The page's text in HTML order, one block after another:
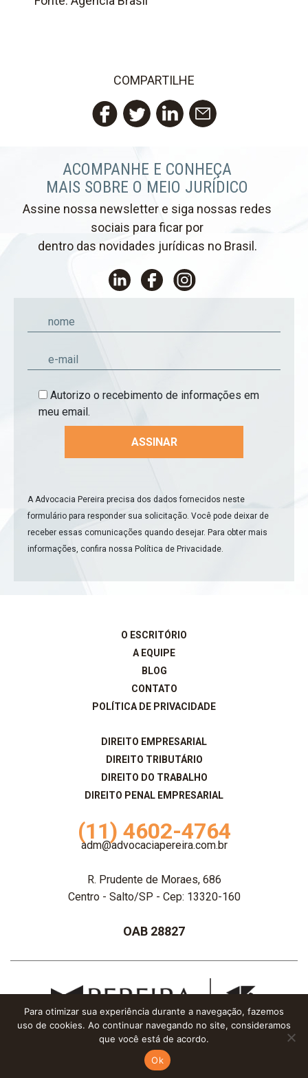
COMPARTILHE
Facebook
TwitterLinkedIn
Email
ACOMPANHE E CONHEÇA
MAIS SOBRE O MEIO JURÍDICO
Assine nossa newsletter e siga nossas redes
sociais para ficar por
dentro das novidades jurídicas no Brasil.
Autorizo o recebimento de informações em
meu email.
A Advocacia Pereira precisa dos dados fornecidos neste
formulário para responder sua solicitação. Você pode deixar de
receber essas comunicações quando desejar. Para obter mais
informações, confira nossa Política de Privacidade.
O ESCRITÓRIO
A EQUIPE
BLOG
CONTATO
POLÍTICA DE PRIVACIDADE
DIREITO EMPRESARIAL
DIREITO TRIBUTÁRIO
DIREITO DO TRABALHO
DIREITO PENAL EMPRESARIAL
(11) 4602-4764
adm@advocaciapereira.com.br
R. Prudente de Moraes, 686
Centro - Salto/SP - Cep: 13320-160
OAB 28827
Advocacia Pereira - 2020 © Todos os direitos reservados
Para otimizar sua experiência durante a navegação, fazemos
uso de cookies. Ao continuar navegando no site, consideramos
que você está de acordo.
Ok